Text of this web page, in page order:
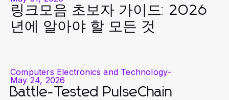
링크모음 초보자 가이드: 2026
년에 알아야 할 모든 것
Computers Electronics and Technology-
May 24, 2026
Battle-Tested PulseChain